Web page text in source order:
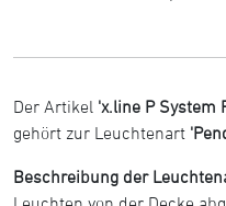
Der Artikel 'x.line P
gehört zur Leuchtenart
Beschreibung der